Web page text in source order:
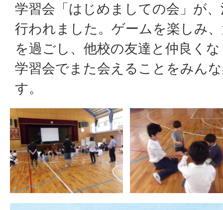
学習会「はじめましての会」が
行われました。ゲームを楽しみ
を過ごし、他校の友達と仲良く
学習会でまた会えることをみん
す。